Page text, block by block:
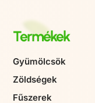
Termékek
Gyümölcsök
Zöldségek
Fűszerek